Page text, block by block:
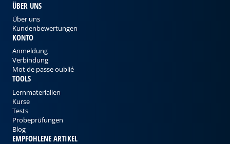
ÜBER UNS
Über uns
Kundenbewertungen
KONTO
Anmeldung
Verbindung
Mot de passe oublié
TOOLS
Lernmaterialien
Kurse
Tests
Probeprüfungen
Blog
EMPFOHLENE ARTIKEL